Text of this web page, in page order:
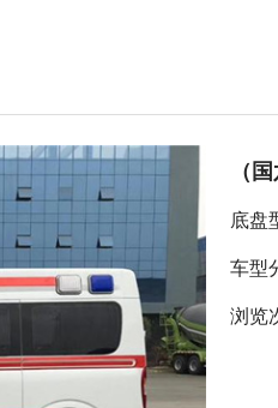
（
底盘
车型
浏览